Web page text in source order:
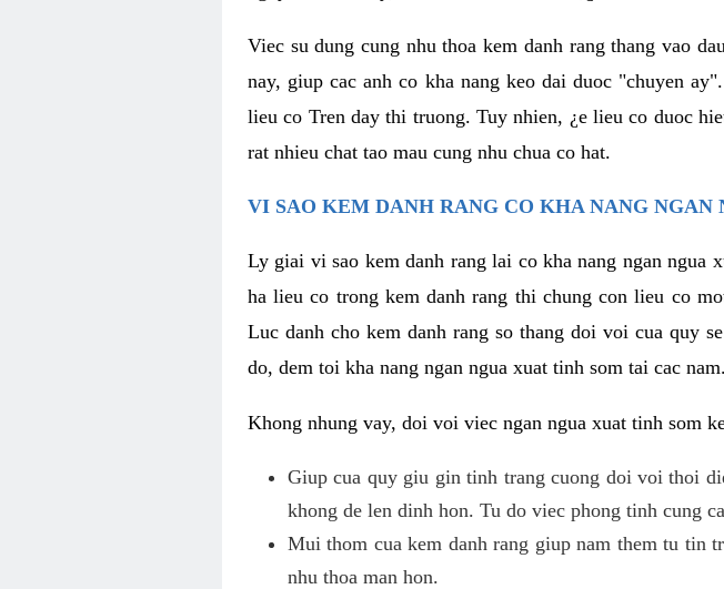
Viec su dung cung nhu thoa kem danh rang thang vao
nay, giup cac anh co kha nang keo dai duoc "chuyen
lieu co Tren day thi truong. Tuy nhien, ¿e lieu co duoc
rat nhieu chat tao mau cung nhu chua co hat.
VI SAO KEM DANH RANG CO KHA NANG NGAN
Ly giai vi sao kem danh rang lai co kha nang ngan ngua
ha lieu co trong kem danh rang thi chung con lieu co
Luc danh cho kem danh rang so thang doi voi cua quy
do, dem toi kha nang ngan ngua xuat tinh som tai cac nam.
Khong nhung vay, doi voi viec ngan ngua xuat tinh som
Giup cua quy giu gin tinh trang cuong doi voi thoi
khong de len dinh hon. Tu do viec phong tinh cung
Mui thom cua kem danh rang giup nam them tu tin
nhu thoa man hon.